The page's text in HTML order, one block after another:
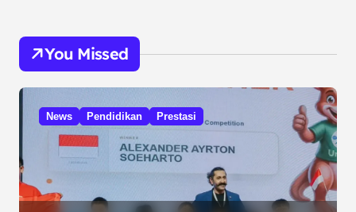
You Missed
News Pendidikan Prestasi